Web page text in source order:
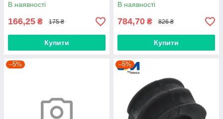
В наявності
166,25 ₴ 175 ₴
Купити
В наявності
784,70 ₴ 826 ₴
Купити
–5% –5%